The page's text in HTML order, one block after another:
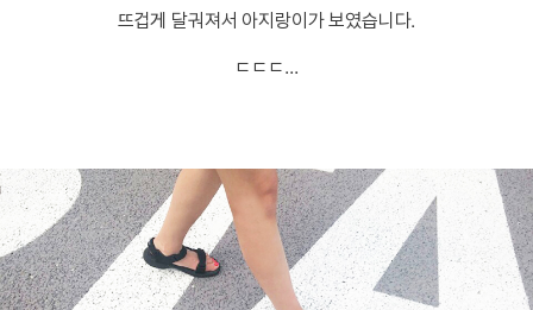
뜨겁게 달궈져서 아지랑이가 보였습니다.
ㄷㄷㄷ...